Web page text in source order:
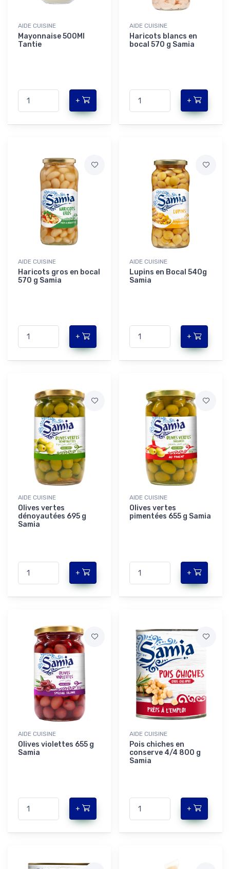
AIDE CUISINE
Mayonnaise 500Ml
Tantie
+
AIDE CUISINE
Haricots blancs en
bocal 570 g Samia
+
AIDE CUISINE
Haricots gros en bocal
570 g Samia
+
AIDE CUISINE
Lupins en Bocal 540g
Samia
+
AIDE CUISINE
Olives vertes
dénoyautées 695 g
Samia
+
AIDE CUISINE
Olives vertes
pimentées 655 g Samia
+
AIDE CUISINE
Olives violettes 655 g
Samia
+
AIDE CUISINE
Pois chiches en
conserve 4/4 800 g
Samia
+